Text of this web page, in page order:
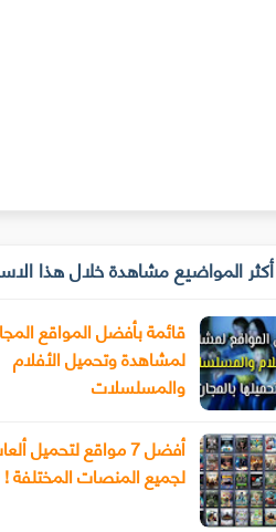
أكثر المواضيع مشاهدة خلال هذا
قائمة بأفضل المواقع
لمشاهدة وتحميل الأفلام
والمسلسلات
أفضل 7 مواقع لتحميل
لجميع المنصات المختلفة !